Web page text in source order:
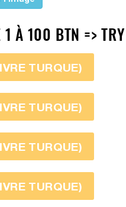
1 À 100 BTN => TRY
TURQUE)
TURQUE)
TURQUE)
TURQUE)